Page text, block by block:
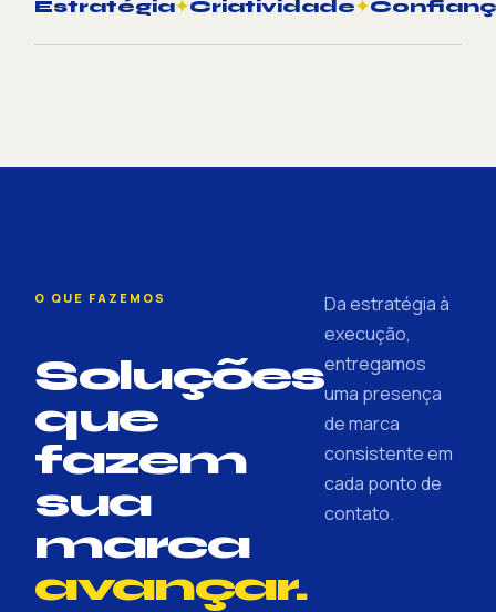
Estratégia✦Criatividade✦
O QUE FAZEMOS
Soluções
que
fazem
sua
marca
avançar.
Da estratégia à
execução,
entregamos
uma presença
de marca
consistente em
cada ponto de
contato.